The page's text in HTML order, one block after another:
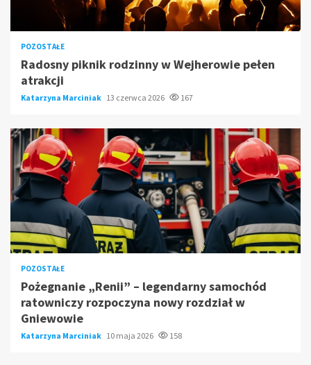
POZOSTAŁE
Radosny piknik rodzinny w Wejherowie pełen
atrakcji
Katarzyna Marciniak 13 czerwca 2026 167
POZOSTAŁE
Pożegnanie „Renii” – legendarny samochód
ratowniczy rozpoczyna nowy rozdział w
Gniewowie
Katarzyna Marciniak 10 maja 2026 158